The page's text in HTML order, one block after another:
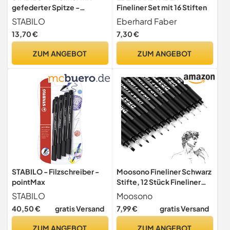
gefederter Spitze -
SENSOR F
STABILO
13,70 €
ZUM ANGEBOT
Fineliner Set mit 16 Stiften
Eberhard Faber
7,30 €
ZUM ANGEBOT
STABILO - Filzschreiber -
pointMax
STABILO
40,50 € gratis Versand
ZUM ANGEBOT
Moosono Fineliner Schwarz
Stifte, 12 Stück Fineliner
Stifte Set
Moosono
7,99 € gratis Versand
ZUM ANGEBOT